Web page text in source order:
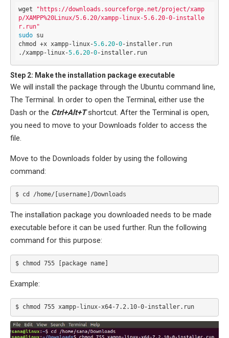
wget
"https://downloads.sourceforge.net/project/xamp
p/XAMPP%20Linux/5.6.20/xampp-linux-5.6.20-0-installe
r.run"
sudo su
chmod +x xampp-linux-5.6.20-0-installer.run
./xampp-linux-5.6.20-0-installer.run
Step 2: Make the installation package executable
We will install the package through the Ubuntu command line,
The Terminal. In order to open the Terminal, either use the
Dash or the Ctrl+Alt+Tshortcut. After the Terminal is open,
you need to move to your Downloads folder to access the
file.
Move to the Downloads folder by using the following
command:
$ cd /home/[username]/Downloads
The installation package you downloaded needs to be made
executable before it can be used further. Run the following
command for this purpose:
$ chmod 755 [package name]
Example:
$ chmod 755 xampp-linux-x64-7.2.10-0-installer.run